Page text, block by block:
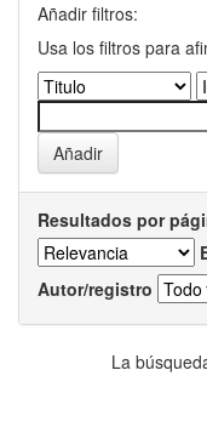
Añadir filtros:
Usa los filtros para
Resultados por
Autor/registro
La